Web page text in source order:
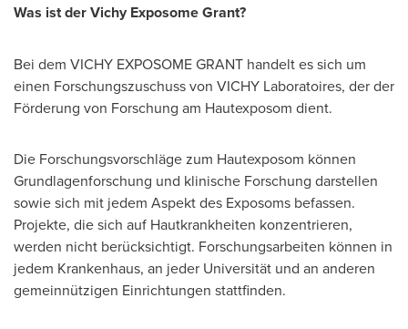
Was ist der Vichy Exposome Grant?
Bei dem VICHY EXPOSOME GRANT handelt es sich um
einen Forschungszuschuss von VICHY Laboratoires, der der
Förderung von Forschung am Hautexposom dient.
Die Forschungsvorschläge zum Hautexposom können
Grundlagenforschung und klinische Forschung darstellen
sowie sich mit jedem Aspekt des Exposoms befassen.
Projekte, die sich auf Hautkrankheiten konzentrieren,
werden nicht berücksichtigt. Forschungsarbeiten können in
jedem Krankenhaus, an jeder Universität und an anderen
gemeinnützigen Einrichtungen stattfinden.